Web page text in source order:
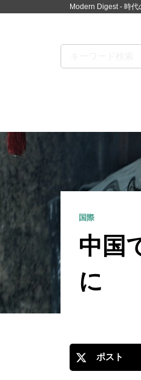
Modern Digest - 時代
国際
中国
に
ポスト